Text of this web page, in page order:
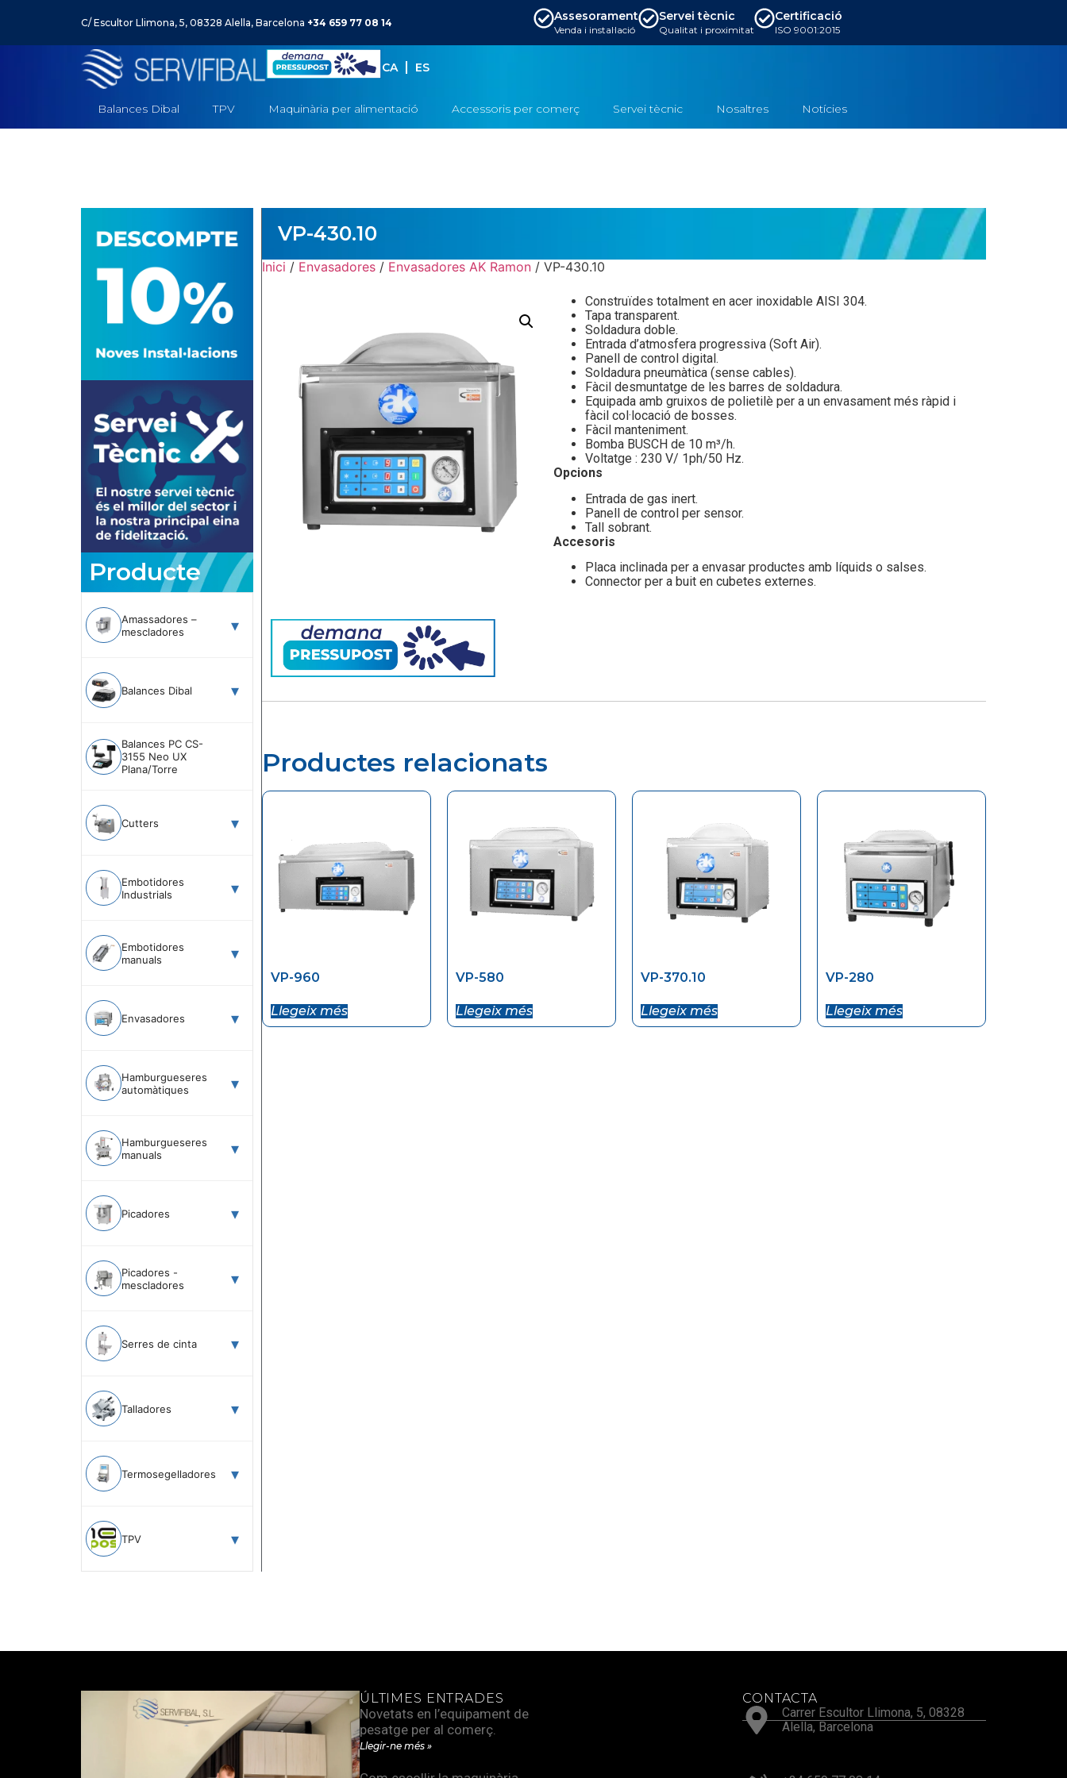
C/ Escultor Llimona, 5, 08328 Alella, Barcelona +34 659 77 08 14 Assesorament
Venda i instal·lació
Servei tècnic
Qualitat i proximitat
Certificació
ISO 9001:2015
CA ES
Balances Dibal TPV Maquinària per alimentació Accessoris per comerç Servei tècnic Nosaltres Notícies
Producte
Amassadores –
mescladores
Balances Dibal
Balances PC CS-
3155 Neo UX
Plana/Torre
Cutters
Embotidores
Industrials
Embotidores
manuals
Envasadores
Hamburgueseres
automàtiques
Hamburgueseres
manuals
Picadores
Picadores -
mescladores
Serres de cinta
Talladores
Termosegelladores
TPV
VP-430.10
Inici / Envasadores / Envasadores AK Ramon / VP-430.10
Construïdes totalment en acer inoxidable AISI 304.
Tapa transparent.
Soldadura doble.
Entrada d’atmosfera progressiva (Soft Air).
Panell de control digital.
Soldadura pneumàtica (sense cables).
Fàcil desmuntatge de les barres de soldadura.
Equipada amb gruixos de polietilè per a un envasament més ràpid i
fàcil col·locació de bosses.
Fàcil manteniment.
Bomba BUSCH de 10 m³/h.
Voltatge : 230 V/ 1ph/50 Hz.
Opcions
Entrada de gas inert.
Panell de control per sensor.
Tall sobrant.
Accesoris
Placa inclinada per a envasar productes amb líquids o salses.
Connector per a buit en cubetes externes.
Productes relacionats
VP-960
Llegeix més
VP-580
Llegeix més
VP-370.10
Llegeix més
VP-280
Llegeix més
ÚLTIMES ENTRADES
Novetats en l’equipament de
pesatge per al comerç.
Llegir-ne més »
CONTACTA
Carrer Escultor Llimona, 5, 08328
Alella, Barcelona